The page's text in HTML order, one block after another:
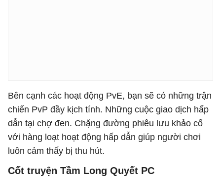
Bên cạnh các hoạt động PvE, bạn sẽ có những trận
chiến PvP đầy kịch tính. Những cuộc giao dịch hấp
dẫn tại chợ đen. Chặng đường phiêu lưu khảo cổ
với hàng loạt hoạt động hấp dẫn giúp người chơi
luôn cảm thấy bị thu hút.
Cốt truyện Tầm Long Quyết PC